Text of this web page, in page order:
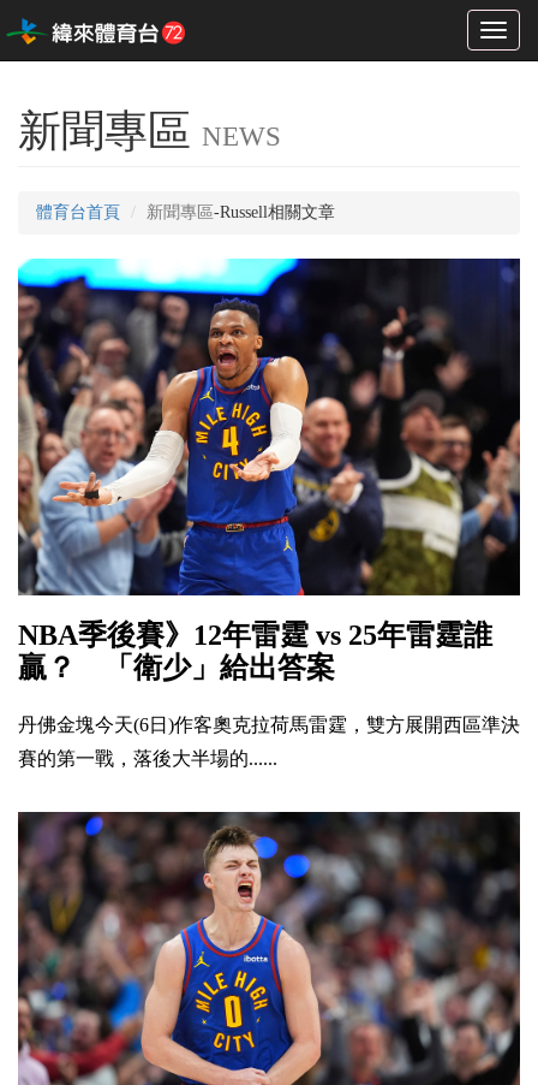
Toggle
新聞專區 NEWS
體育台首頁 新聞專區-Russell相關文章
NBA季後賽》12年雷霆 vs 25年雷霆誰
贏？ 「衛少」給出答案
丹佛金塊今天(6日)作客奧克拉荷馬雷霆，雙方展開西區準決
賽的第一戰，落後大半場的......